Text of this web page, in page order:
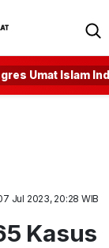
Umat Islam
Jul 2023, 20:28 WIB
Kasus